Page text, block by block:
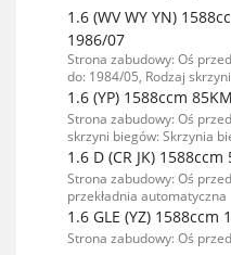
1.6 (WV WY YN)
1986/07
Strona zabudowy: Oś
do: 1984/05, Rodzaj
1.6 (YP) 1588ccm
Strona zabudowy: Oś
skrzyni biegów: Skrzynia
1.6 D (CR JK)
Strona zabudowy: Oś
przekładnia automatyczna
1.6 GLE (YZ)
Strona zabudowy: Oś